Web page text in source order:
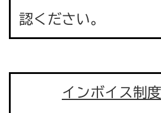
認ください。
インボイス制度